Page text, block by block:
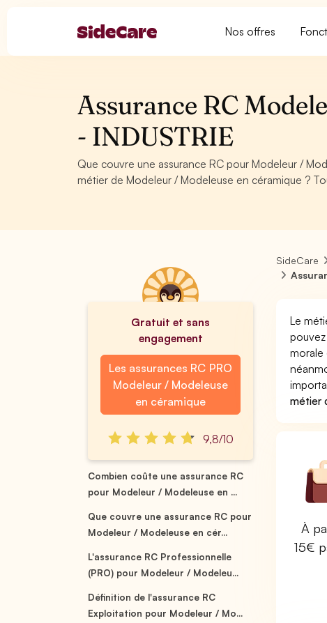
Nos offres
Assurance RC
- INDUSTRIE
Que couvre une assurance RC pour Modeleur /
métier de Modeleur / Modeleuse en céramique ?
Gratuit et sans
engagement
Les assurances RC PRO
Modeleur / Modeleuse
en céramique
9,8/10
Combien coûte une assurance RC
pour Modeleur / Modeleuse en ...
Que couvre une assurance RC pour
Modeleur / Modeleuse en cér...
L'assurance RC Professionnelle
(PRO) pour Modeleur / Modeleu...
Définition de l'assurance RC
Exploitation pour Modeleur / Mo...
SideCare
Le
morale
métier
À
15€